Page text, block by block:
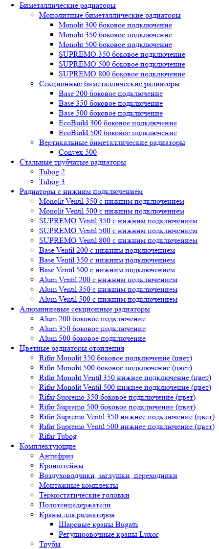
Биметаллические радиаторы
Монолитные биметаллические радиаторы
Mоnоlit 300 боковое подключение
Mоnоlit 350 боковое подключение
Mоnоlit 500 боковое подключение
SUРREMО 350 боковое подключение
SUРREMО 500 боковое подключение
SUРREMО 800 боковое подключение
Секционные биметаллические радиаторы
Base 200 боковое подключение
Base 350 боковое подключение
Base 500 боковое подключение
EcoBuild 300 боковое подключение
EcoBuild 500 боковое подключение
Вертикальные биметаллические радиаторы
Convex 500
Стальные трубчатые радиаторы
Tubog 2
Tubog 3
Радиаторы с нижним подключением
Monolit Ventil 350 с нижним подключением
Monolit Ventil 500 с нижним подключением
SUPREMO Ventil 350 с нижним подключением
SUPREMO Ventil 500 с нижним подключением
SUPREMO Ventil 800 с нижним подключением
Base Ventil 200 с нижним подключением
Base Ventil 350 с нижним подключением
Base Ventil 500 с нижним подключением
Alum Ventil 200 с нижним подключением
Alum Ventil 350 с нижним подключением
Alum Ventil 500 с нижним подключением
Алюминиевые секционные радиаторы
Alum 200 боковое подключение
Alum 350 боковое подключение
Alum 500 боковое подключение
Цветные радиаторы отопления
Rifar Monolit 350 боковое подключение (цвет)
Rifar Monolit 500 боковое подключение (цвет)
Rifar Monolit Ventil 350 нижнее подключение (цвет)
Rifar Monolit Ventil 500 нижнее подключение (цвет)
Rifar Supremo 350 боковое подключение (цвет)
Rifar Supremo 500 боковое подключение (цвет)
Rifar Supremo Ventil 350 нижнее подключение (цвет)
Rifar Supremo Ventil 500 нижнее подключение (цвет)
Rifar Tubog
Комплектующие
Антифриз
Кронштейны
Воздуховодчики, заглушки, переходники
Монтажные комплекты
Термостатические головки
Полотенцедержатели
Краны для радиаторов
Шаровые краны Bugatti
Регулировочные краны Luxor
Трубы